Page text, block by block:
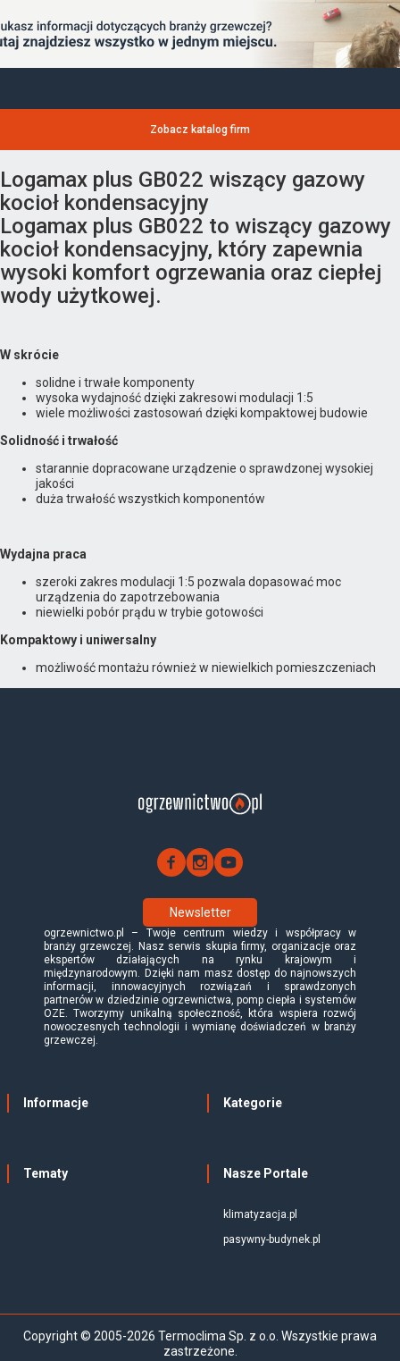
Zobacz katalog firm
Logamax plus GB022 wiszący gazowy
kocioł kondensacyjny
Logamax plus GB022 to wiszący gazowy
kocioł kondensacyjny, który zapewnia
wysoki komfort ogrzewania oraz ciepłej
wody użytkowej.
W skrócie
solidne i trwałe komponenty
wysoka wydajność dzięki zakresowi modulacji 1:5
wiele możliwości zastosowań dzięki kompaktowej budowie
Solidność i trwałość
starannie dopracowane urządzenie o sprawdzonej wysokiej
jakości
duża trwałość wszystkich komponentów
Wydajna praca
szeroki zakres modulacji 1:5 pozwala dopasować moc
urządzenia do zapotrzebowania
niewielki pobór prądu w trybie gotowości
Kompaktowy i uniwersalny
możliwość montażu również w niewielkich pomieszczeniach
Newsletter
ogrzewnictwo.pl – Twoje centrum wiedzy i współpracy w
branży grzewczej. Nasz serwis skupia firmy, organizacje oraz
ekspertów działających na rynku krajowym i
międzynarodowym. Dzięki nam masz dostęp do najnowszych
informacji, innowacyjnych rozwiązań i sprawdzonych
partnerów w dziedzinie ogrzewnictwa, pomp ciepła i systemów
OZE. Tworzymy unikalną społeczność, która wspiera rozwój
nowoczesnych technologii i wymianę doświadczeń w branży
grzewczej.
Informacje Kategorie
Tematy Nasze Portale
klimatyzacja.pl
pasywny-budynek.pl
Copyright © 2005-2026 Termoclima Sp. z o.o. Wszystkie prawa
zastrzeżone.